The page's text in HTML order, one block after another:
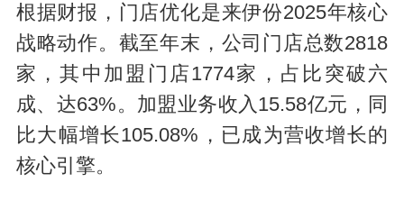
根据财报，门店优化是来伊份2025年核心
战略动作。截至年末，公司门店总数2818
家，其中加盟门店1774家，占比突破六
成、达63%。加盟业务收入15.58亿元，同
比大幅增长105.08%，已成为营收增长的
核心引擎。